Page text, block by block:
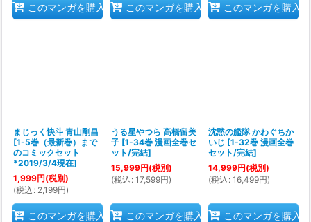
このマンガを購入 このマンガを購入 このマンガを購入
まじっく快斗 青山剛昌
[1-5巻（最新巻）まで
のコミックセット
*2019/3/4現在]
1,999円(税別)
(税込 : 2,199円)
このマンガを購入
うる星やつら 高橋留美
子 [1-34巻 漫画全巻セ
ット/完結]
15,999円(税別)
(税込 : 17,599円)
このマンガを購入
沈黙の艦隊 かわぐちか
いじ [1-32巻 漫画全巻
セット/完結]
14,999円(税別)
(税込 : 16,499円)
このマンガを購入